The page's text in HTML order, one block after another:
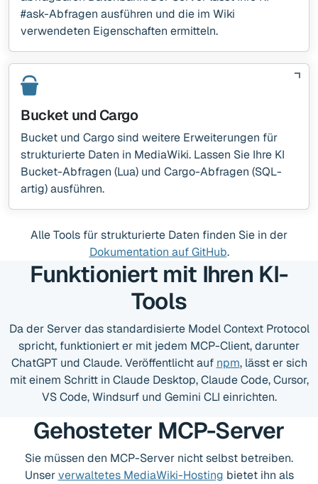
#ask-Abfragen ausführen und die im Wiki
verwendeten Eigenschaften ermitteln.
Bucket und Cargo
Bucket und Cargo sind weitere Erweiterungen für
strukturierte Daten in MediaWiki. Lassen Sie Ihre KI
Bucket-Abfragen (Lua) und Cargo-Abfragen (SQL-
artig) ausführen.
Alle Tools für strukturierte Daten finden Sie in der
Dokumentation auf GitHub.
Funktioniert mit Ihren KI-
Tools
Da der Server das standardisierte Model Context Protocol
spricht, funktioniert er mit jedem MCP-Client, darunter
ChatGPT und Claude. Veröffentlicht auf npm, lässt er sich
mit einem Schritt in Claude Desktop, Claude Code, Cursor,
VS Code, Windsurf und Gemini CLI einrichten.
Gehosteter MCP-Server
Sie müssen den MCP-Server nicht selbst betreiben.
Unserverwaltetes MediaWiki-Hosting bietet ihn als